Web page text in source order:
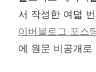
서 작성한 여덟
이버블로그 포스
에 원문 비공개